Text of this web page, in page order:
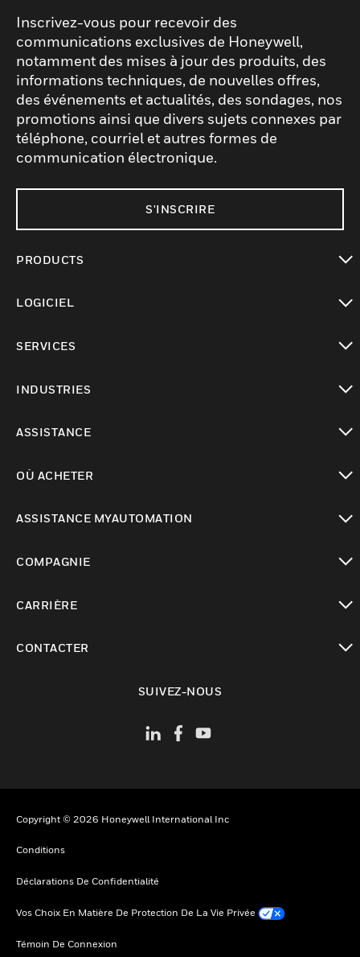
Inscrivez-vous pour recevoir des
communications exclusives de Honeywell,
notamment des mises à jour des produits, des
informations techniques, de nouvelles offres,
des événements et actualités, des sondages, nos
promotions ainsi que divers sujets connexes par
téléphone, courriel et autres formes de
communication électronique.
S'INSCRIRE
PRODUCTS
LOGICIEL
SERVICES
INDUSTRIES
ASSISTANCE
OÙ ACHETER
ASSISTANCE MYAUTOMATION
COMPAGNIE
CARRIÈRE
CONTACTER
SUIVEZ-NOUS
Copyright © 2026 Honeywell International Inc
Conditions
Déclarations De Confidentialité
Vos Choix En Matière De Protection De La Vie Privée
Témoin De Connexion